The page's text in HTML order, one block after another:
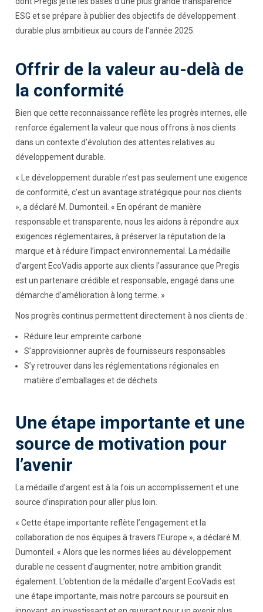
ESG et se prépare à publier des objectifs de développement
durable plus ambitieux au cours de l'année 2025.
Offrir de la valeur au-delà de
la conformité
Bien que cette reconnaissance reflète les progrès internes, elle
renforce également la valeur que nous offrons à nos clients
dans un contexte d’évolution des attentes relatives au
développement durable.
« Le développement durable n’est pas seulement une exigence
de conformité, c’est un avantage stratégique pour nos clients
», a déclaré M. Dumonteil. « En opérant de manière
responsable et transparente, nous les aidons à répondre aux
exigences réglementaires, à préserver la réputation de la
marque et à réduire l’impact environnemental. La médaille
d’argent EcoVadis apporte aux clients l’assurance que Pregis
est un partenaire crédible et responsable, engagé dans une
démarche d’amélioration à long terme. »
Nos progrès continus permettent directement à nos clients de :
Réduire leur empreinte carbone
S’approvisionner auprès de fournisseurs responsables
S’y retrouver dans les réglementations régionales en
matière d’emballages et de déchets
Une étape importante et une
source de motivation pour
l’avenir
La médaille d’argent est à la fois un accomplissement et une
source d’inspiration pour aller plus loin.
« Cette étape importante reflète l’engagement et la
collaboration de nos équipes à travers l’Europe », a déclaré M.
Dumonteil. « Alors que les normes liées au développement
durable ne cessent d’augmenter, notre ambition grandit
également. L’obtention de la médaille d’argent EcoVadis est
une étape importante, mais notre parcours se poursuit en